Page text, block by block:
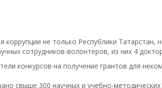
не только Республики Татарстан,
сотрудников-волонтеров, из них 4
конкурсов на получение грантов для
свыше 300 научных и учебно-методических